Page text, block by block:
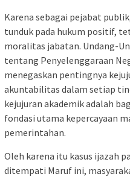
Karena sebagai pejabat
tunduk pada hukum positif,
moralitas jabatan. Undang-
tentang Penyelenggaraan
menegaskan pentingnya
akuntabilitas dalam setiap
kejujuran akademik adalah
fondasi utama kepercayaan
pemerintahan.
Oleh karena itu kasus ijazah
ditempati Maruf ini,